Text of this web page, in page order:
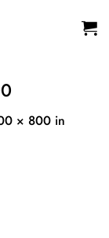
× 800 in